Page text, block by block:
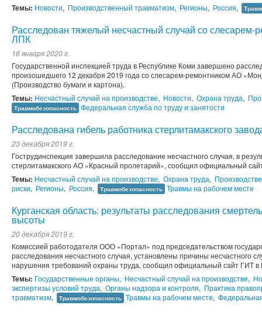
Темы: Новости, Производственный травматизм, Регионы, Россия,
Расследован тяжелый несчастный случай со слесарем-
ЛПК
16 января 2020 г.
Государственной инспекцией труда в Республике Коми завершено
произошедшего 12 декабря 2019 года со слесарем-ремонтником АО
(Производство бумаги и картона).
Темы: Несчастный случай на производстве, Новости, Охрана труда,
Травмобезопасность Федеральная служба по труду и занятости
Расследована гибель работника стерлитамакского
23 декабря 2019 г.
Гострудинспекция завершила расследование несчастного случая, в
стерлитамакского АО «Красный пролетарий», сообщил официальный
Темы: Несчастный случай на производстве, Охрана труда,
риски, Регионы, Россия, Травмобезопасность Травмы на рабочем месте
Курганская область: результаты расследования
высоты
20 декабря 2019 г.
Комиссией работодателя ООО «Портал» под председательством
расследования несчастного случая, установлены причины несчастного
нарушения требований охраны труда, сообщил официальный сайт ГИТ в
Темы: Государственные органы, Несчастный случай на производстве,
экспертизы условий труда, Органы надзора и контроля, Практика
травматизм, Травмобезопасность Травмы на рабочем месте,